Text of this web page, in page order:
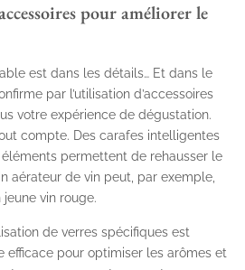
pour améliorer le
est dans les détails… Et dans le
par l’utilisation d’accessoires
votre expérience de dégustation.
compte. Des carafes intelligentes
permettent de rehausser le
aérateur de vin peut, par exemple,
vin rouge.
de verres spécifiques est
efficace pour optimiser les arômes et